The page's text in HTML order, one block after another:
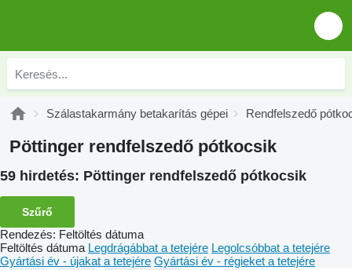
Szálastakarmány betakarítás gépei Rendfelszedő
Pöttinger rendfelszedő pótkocsik
59 hirdetés: Pöttinger rendfelszedő pótkocsik
Szűrő
Rendezés: Feltöltés dátuma
Feltöltés dátuma Legdrágábbat a tetejére Legolcsóbbat a tetejére
Gyártási év - újakat a tetejére Gyártási év - régieket a tetejére